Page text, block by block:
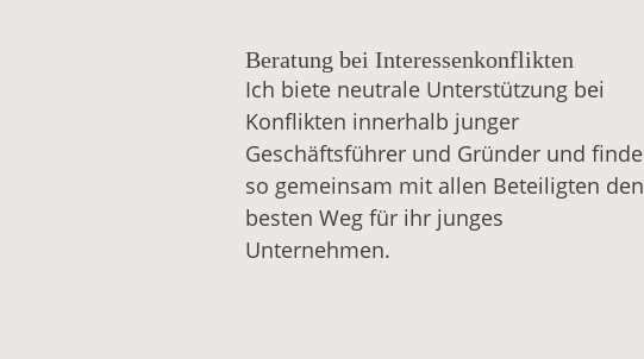
Beratung bei Interessenkonflikten
Ich biete neutrale Unterstützung bei
Konflikten innerhalb junger
Geschäftsführer und Gründer und finde
so gemeinsam mit allen Beteiligten den
besten Weg für ihr junges
Unternehmen.